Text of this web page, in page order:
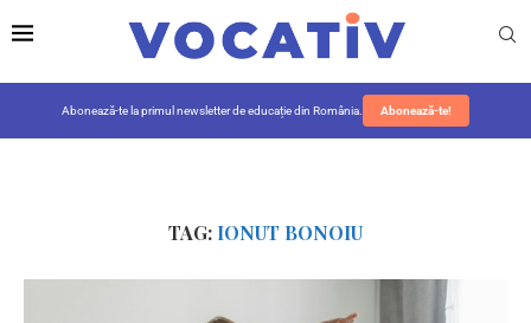
Abonează-te la primul newsletter de educație din România. Abonează-te!
TAG: IONUT BONOIU